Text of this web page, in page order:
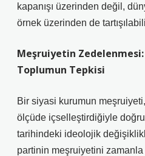
kapanışı üzerinden değil,
örnek üzerinden de
Meşruiyetin
Toplumun Tepkisi
Bir siyasi kurumun
ölçüde içselleştirdiğiyle doğru
tarihindeki ideolojik
partinin meşruiyetini